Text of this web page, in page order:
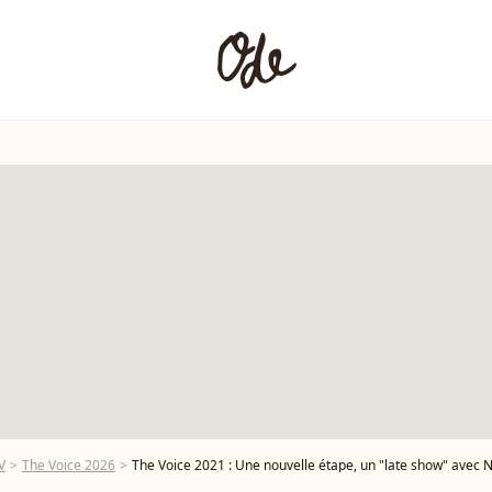
The Voice 2026 The Voice 2021 : Une nouvelle étape, un "late show" avec